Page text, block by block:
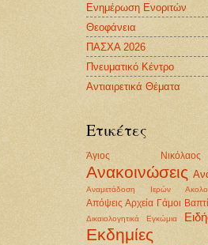
Ενημέρωση Ενοριτών
Θεοφάνεια
ΠΑΣΧΑ 2026
Πνευματικό Κέντρο
Αντιαιρετικά Θέματα
Ετικέτες
Άγιος Νικόλαος
Ανακοινώσεις
Αναμετάδοση Ιερών
Απόψεις Αρχεία Γάμοι
Δικαιολογητικά Εγκώμια
Εκδημίες